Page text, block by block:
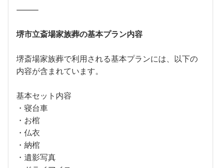
⸻
堺市立斎場家族葬の基本プラン内容
堺斎場家族葬で利用される基本プランには、以下の
内容が含まれています。
基本セット内容
・寝台車
・お棺
・仏衣
・納棺
・遺影写真